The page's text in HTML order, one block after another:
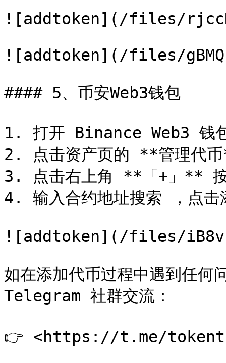
![addtoken](/files/
![addtoken](/files/
#### 5、币安Web3钱包
1. 打开 Binance Web3 钱
2. 点击资产页的 **管理代
3. 点击右上角 **「+」**
4. 输入合约地址搜索 ，点击
![addtoken](/files/
如在添加代币过程中遇到任何
Telegram 社群交流：